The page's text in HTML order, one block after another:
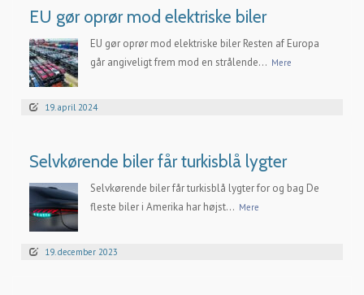
EU gør oprør mod elektriske biler
EU gør oprør mod elektriske biler Resten af Europa
går angiveligt frem mod en strålende... Mere
19. april 2024
Selvkørende biler får turkisblå lygter
Selvkørende biler får turkisblå lygter for og bag De
fleste biler i Amerika har højst... Mere
19. december 2023